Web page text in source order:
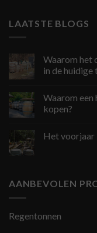
LAATSTE BLOGS
Waarom het
in de huidige
Waarom
kopen?
Het voorjaar
AANBEVOLEN
Regentonnen